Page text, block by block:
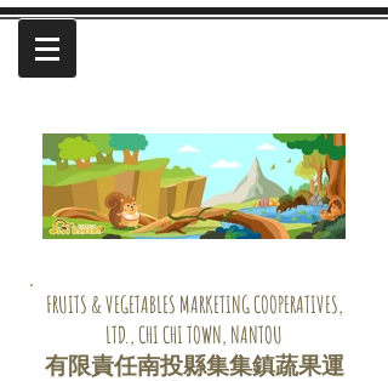
FRUITS & VEGETABLES MARKETING COOPERATIVES,
LTD., CHI CHI TOWN, NANTOU
​有限責任南投縣集集鎮蔬果運